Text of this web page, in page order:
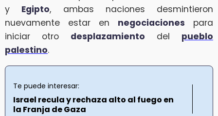
y Egipto, ambas naciones desmintieron
nuevamente estar en negociaciones para
iniciar otro desplazamiento del pueblo
palestino.
Te puede interesar:
Israel recula y rechaza alto al fuego en
la Franja de Gaza